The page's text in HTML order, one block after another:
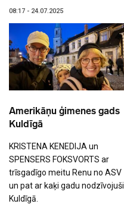
08:17 - 24.07.2025
Amerikāņu ģimenes gads
Kuldīgā
KRISTENA KENEDIJA un
SPENSERS FOKSVORTS ar
trīsgadīgo meitu Renu no ASV
un pat ar kaķi gadu nodzīvojuši
Kuldīgā.